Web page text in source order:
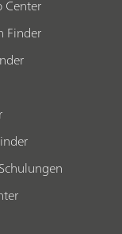
Center
Finder